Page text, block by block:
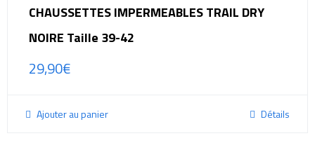
CHAUSSETTES IMPERMEABLES TRAIL DRY
NOIRE Taille 39-42
29,90€
Ajouter au panier Détails